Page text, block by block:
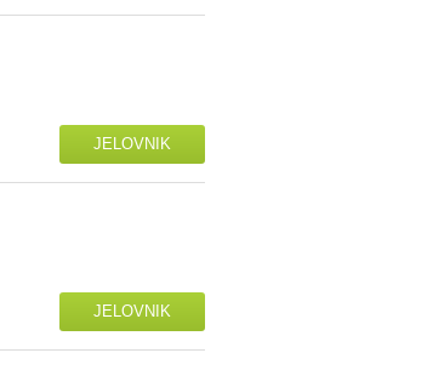
JELOVNIK
JELOVNIK